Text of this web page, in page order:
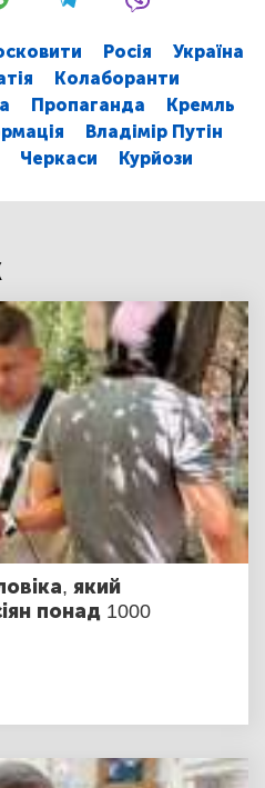
Росія
Україна
Колаборанти
Пропаганда
Кремль
Владімір Путін
Черкаси
Курйози
який
понад 1000